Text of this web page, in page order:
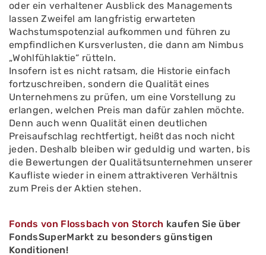
oder ein verhaltener Ausblick des Managements
lassen Zweifel am langfristig erwarteten
Wachstumspotenzial aufkommen und führen zu
empfindlichen Kursverlusten, die dann am Nimbus
„Wohlfühlaktie“ rütteln.
Insofern ist es nicht ratsam, die Historie einfach
fortzuschreiben, sondern die Qualität eines
Unternehmens zu prüfen, um eine Vorstellung zu
erlangen, welchen Preis man dafür zahlen möchte.
Denn auch wenn Qualität einen deutlichen
Preisaufschlag rechtfertigt, heißt das noch nicht
jeden. Deshalb bleiben wir geduldig und warten, bis
die Bewertungen der Qualitätsunternehmen unserer
Kaufliste wieder in einem attraktiveren Verhältnis
zum Preis der Aktien stehen.
Fonds von Flossbach von Storch kaufen Sie über
FondsSuperMarkt zu besonders günstigen
Konditionen!